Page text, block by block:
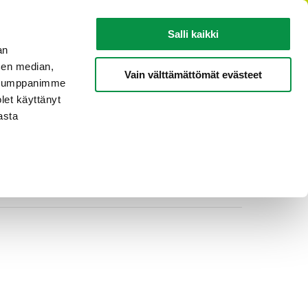
median,
käyttänyt
Salli kaikki
Vain välttämättömät evästeet
KAAPELITIETOA TIETOA REKASTA